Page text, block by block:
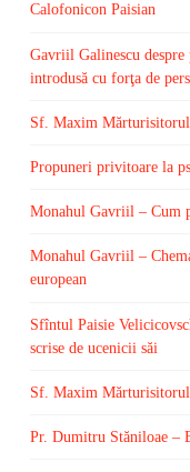
Calofonicon Paisian
Gavriil Galinescu
introdusă cu forţa de
Sf. Maxim
Propuneri privitoare la
Monahul Gavriil – Cum
Monahul Gavriil –
european
Sfîntul Paisie
scrise de ucenicii săi
Sf. Maxim
Pr. Dumitru Stăniloae –